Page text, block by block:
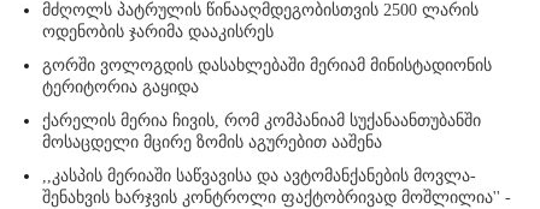
მძღოლს პატრულის წინააღმდეგობისთვის 2500 ლარის
ოდენობის ჯარიმა დააკისრეს
გორში ვოლოგდის დასახლებაში მერიამ მინისტადიონის
ტერიტორია გაყიდა
ქარელის მერია ჩივის, რომ კომპანიამ სუქანაანთუბანში
მოსაცდელი მცირე ზომის აგურებით ააშენა
,,კასპის მერიაში საწვავისა და ავტომანქანების მოვლა-
შენახვის ხარჯვის კონტროლი ფაქტობრივად მოშლილია'' -